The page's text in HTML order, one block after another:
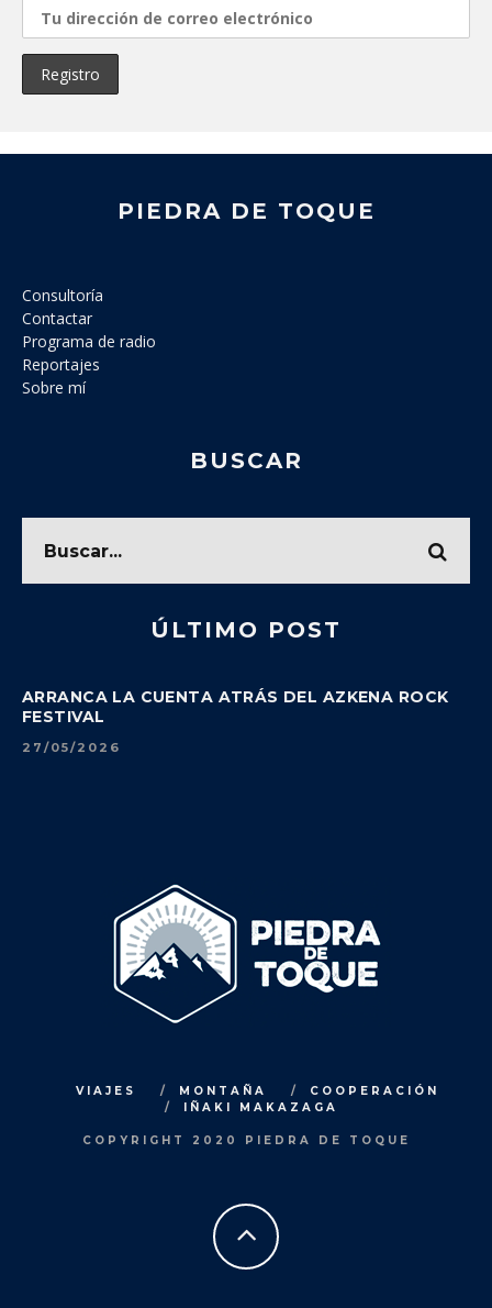
PIEDRA DE TOQUE
Consultoría
Contactar
Programa de radio
Reportajes
Sobre mí
BUSCAR
ÚLTIMO POST
ARRANCA LA CUENTA ATRÁS DEL AZKENA ROCK
FESTIVAL
27/05/2026
VIAJES MONTAÑA
COOPERACIÓN
IÑAKI MAKAZAGA
COPYRIGHT 2020 PIEDRA DE TOQUE